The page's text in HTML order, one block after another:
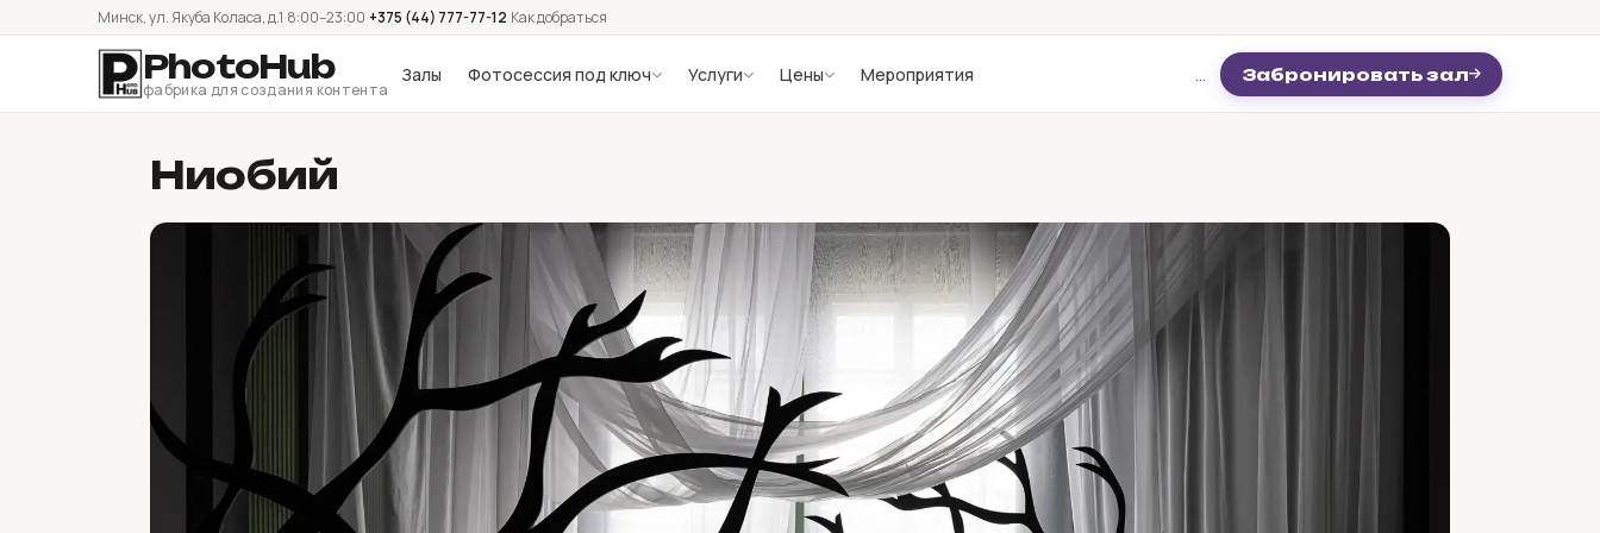
Минск, ул. Якуба Коласа, д.1·8:00–23:00·+375 (44) 777-77-12·Как добраться
PhotoHub
фабрика для создания контента
Залы Фотосессия под ключ Услуги Цены Мероприятия … Забронировать зал
Ниобий